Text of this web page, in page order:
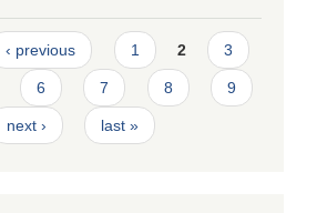
‹ previous 1 2 3
6 7 8 9
next › last »